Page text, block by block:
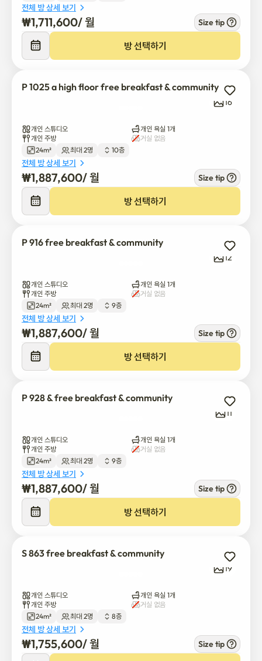
전체 방 상세 보기
₩1,711,600/ 월 Size tip
방 선택하기
P 1025 a high floor free breakfast & community
16
개인 스튜디오
개인 욕실 1개
개인 주방
거실 없음
24m²
최대 2명 10층
전체 방 상세 보기
₩1,887,600/ 월 Size tip
방 선택하기
P 916 free breakfast & community
12
개인 스튜디오
개인 욕실 1개
개인 주방
거실 없음
24m²
최대 2명 9층
전체 방 상세 보기
₩1,887,600/ 월 Size tip
방 선택하기
P 928 & free breakfast & community
11
개인 스튜디오
개인 욕실 1개
개인 주방
거실 없음
24m²
최대 2명 9층
전체 방 상세 보기
₩1,887,600/ 월 Size tip
방 선택하기
S 863 free breakfast & community
19
개인 스튜디오
개인 욕실 1개
개인 주방
거실 없음
24m²
최대 2명 8층
전체 방 상세 보기
₩1,755,600/ 월 Size tip